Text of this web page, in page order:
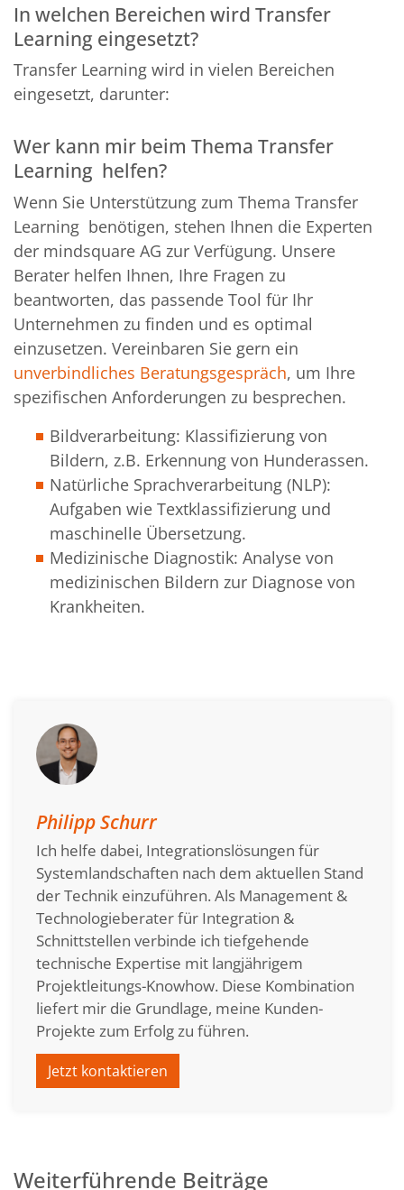
In welchen Bereichen wird Transfer
Learning eingesetzt?
Transfer Learning wird in vielen Bereichen
eingesetzt, darunter:
Wer kann mir beim Thema Transfer
Learning helfen?
Wenn Sie Unterstützung zum Thema Transfer
Learning benötigen, stehen Ihnen die Experten
der mindsquare AG zur Verfügung. Unsere
Berater helfen Ihnen, Ihre Fragen zu
beantworten, das passende Tool für Ihr
Unternehmen zu finden und es optimal
einzusetzen. Vereinbaren Sie gern ein
unverbindliches Beratungsgespräch, um Ihre
spezifischen Anforderungen zu besprechen.
Bildverarbeitung: Klassifizierung von
Bildern, z.B. Erkennung von Hunderassen.
Natürliche Sprachverarbeitung (NLP):
Aufgaben wie Textklassifizierung und
maschinelle Übersetzung.
Medizinische Diagnostik: Analyse von
medizinischen Bildern zur Diagnose von
Krankheiten.
Philipp Schurr
Ich helfe dabei, Integrationslösungen für
Systemlandschaften nach dem aktuellen Stand
der Technik einzuführen. Als Management &
Technologieberater für Integration &
Schnittstellen verbinde ich tiefgehende
technische Expertise mit langjährigem
Projektleitungs-Knowhow. Diese Kombination
liefert mir die Grundlage, meine Kunden-
Projekte zum Erfolg zu führen.
Jetzt kontaktieren
Weiterführende Beiträge